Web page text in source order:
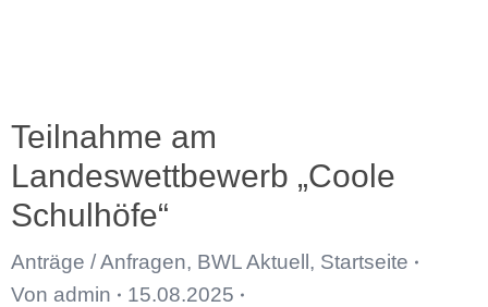
Teilnahme am
Landeswettbewerb „Coole
Schulhöfe“
Anträge / Anfragen, BWL Aktuell, Startseite
Von admin
15.08.2025